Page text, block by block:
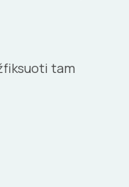
tam